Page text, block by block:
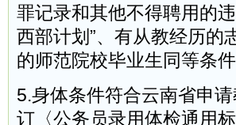
罪记录和其他不得聘用的
西部计划”、有从教经历的
的师范院校毕业生同等条件
5.身体条件符合云南省申
订〈公务员录用体检通用